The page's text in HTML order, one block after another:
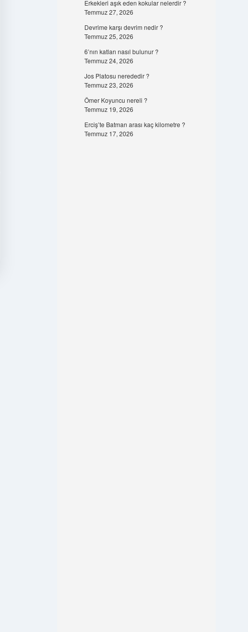
Erkekleri aşık eden kokular nelerdir ?
Temmuz 27, 2026
Devrime karşı devrim nedir ?
Temmuz 25, 2026
6’nın katları nasıl bulunur ?
Temmuz 24, 2026
Jos Platosu nerededir ?
Temmuz 23, 2026
Ömer Koyuncu nereli ?
Temmuz 19, 2026
Erciş’te Batman arası kaç kilometre ?
Temmuz 17, 2026